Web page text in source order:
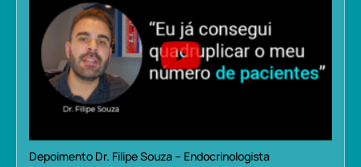
Depoimento Dr. Filipe Souza – Endocrinologista